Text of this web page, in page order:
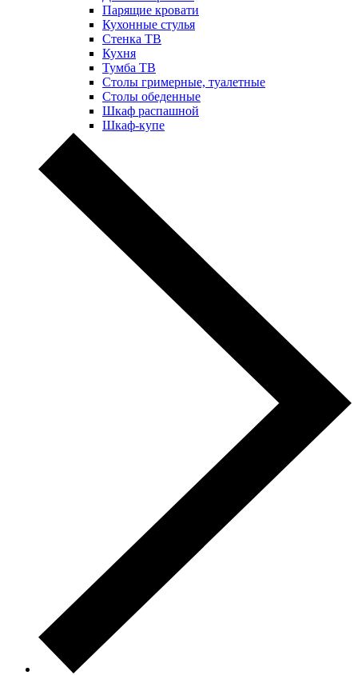
Парящие кровати
Кухонные стулья
Стенка ТВ
Кухня
Тумба ТВ
Столы гримерные, туалетные
Столы обеденные
Шкаф распашной
Шкаф-купе